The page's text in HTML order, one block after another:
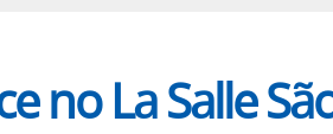
no La Salle